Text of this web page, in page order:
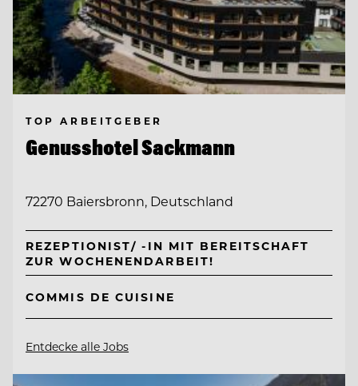
TOP ARBEITGEBER
Genusshotel Sackmann
72270 Baiersbronn, Deutschland
REZEPTIONIST/ -IN MIT BEREITSCHAFT
ZUR WOCHENENDARBEIT!
COMMIS DE CUISINE
Entdecke alle Jobs